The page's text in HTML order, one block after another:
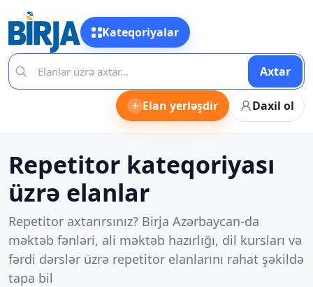
Kateqoriyalar
Axtar
+ Elan yerləşdir Daxil ol
Repetitor kateqoriyası
üzrə elanlar
Repetitor axtarırsınız? Birja Azərbaycan-da
məktəb fənləri, ali məktəb hazırlığı, dil kursları və
fərdi dərslər üzrə repetitor elanlarını rahat şəkildə
tapa bil